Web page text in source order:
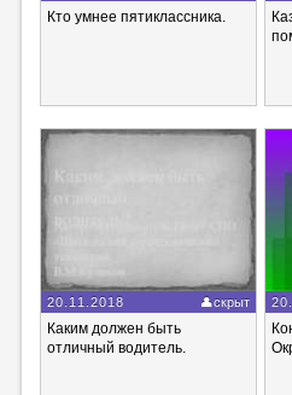
Кто умнее пятиклассника.
20.11.2018 скрыт
Каким должен быть
отличный водитель.